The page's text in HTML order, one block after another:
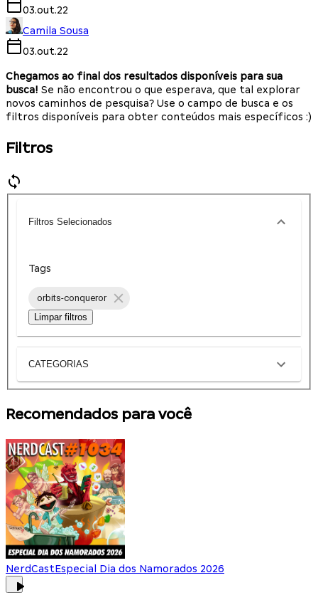
03.out.22
Camila Sousa
03.out.22
Chegamos ao final dos resultados disponíveis para sua
busca! Se não encontrou o que esperava, que tal explorar
novos caminhos de pesquisa? Use o campo de busca e os
filtros disponíveis para obter conteúdos mais específicos :)
Filtros
Filtros Selecionados
Tags
orbits-conqueror
Limpar filtros
CATEGORIAS
Recomendados para você
NerdCastEspecial Dia dos Namorados 2026